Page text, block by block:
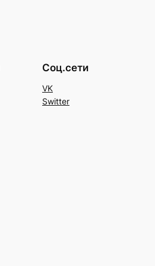
Соц.сети
VK
Switter